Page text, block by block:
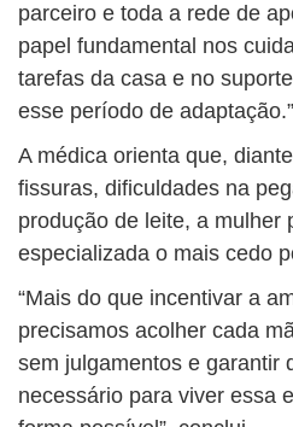
parceiro e toda a rede de
papel fundamental nos
tarefas da casa e no
esse período de adaptação.”
A médica orienta que,
fissuras, dificuldades na
produção de leite, a mulher
especializada o mais cedo
“Mais do que incentivar a
precisamos acolher cada
sem julgamentos e garantir
necessário para viver essa